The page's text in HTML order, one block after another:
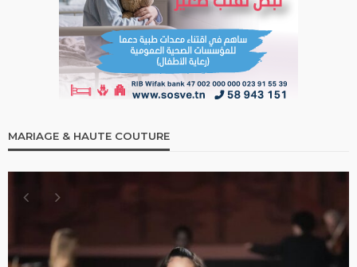
MARIAGE & HAUTE COUTURE